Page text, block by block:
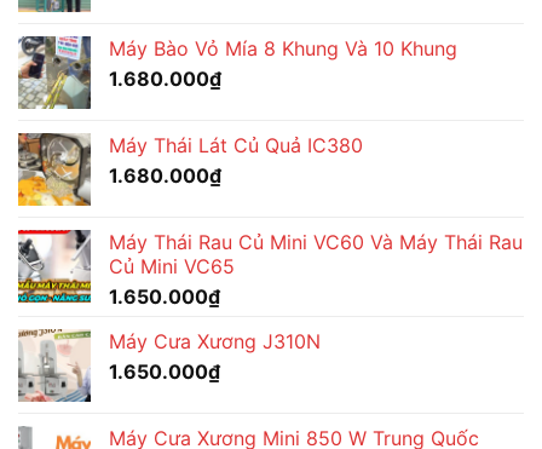
1.680.000₫. là:
Máy Bào Vỏ Mía 8 Khung Và 10 Khung
1.680.000₫
Máy Thái Lát Củ Quả IC380
1.680.000₫
Máy Thái Rau Củ Mini VC60 Và Máy Thái Rau
Củ Mini VC65
1.650.000₫
Máy Cưa Xương J310N
1.650.000₫
Máy Cưa Xương Mini 850 W Trung Quốc